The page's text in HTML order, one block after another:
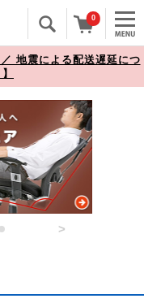
0
地震による配送遅延につ
>